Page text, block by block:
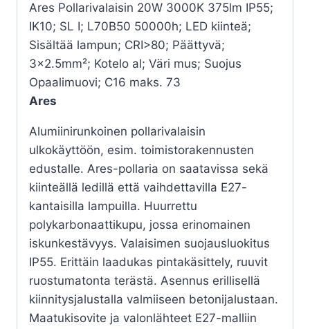
Ares Pollarivalaisin 20W 3000K 375lm IP55;
IK10; SL I; L70B50 50000h; LED kiinteä;
Sisältää lampun; CRI>80; Päättyvä;
3×2.5mm²; Kotelo al; Väri mus; Suojus
Opaalimuovi; C16 maks. 73
Ares
Alumiinirunkoinen pollarivalaisin
ulkokäyttöön, esim. toimistorakennusten
edustalle. Ares-pollaria on saatavissa sekä
kiinteällä ledillä että vaihdettavilla E27-
kantaisilla lampuilla. Huurrettu
polykarbonaattikupu, jossa erinomainen
iskunkestävyys. Valaisimen suojausluokitus
IP55. Erittäin laadukas pintakäsittely, ruuvit
ruostumatonta terästä. Asennus erillisellä
kiinnitysjalustalla valmiiseen betonijalustaan.
Maatukisovite ja valonlähteet E27-malliin